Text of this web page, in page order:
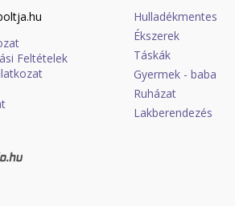
Feltételek
Hulladékmentes
Ékszerek
Táskák
Gyermek - baba
Ruházat
Lakberendezés